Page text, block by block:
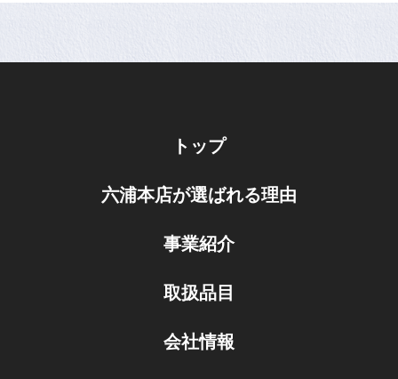
トップ
六浦本店が選ばれる理由
事業紹介
取扱品目
会社情報